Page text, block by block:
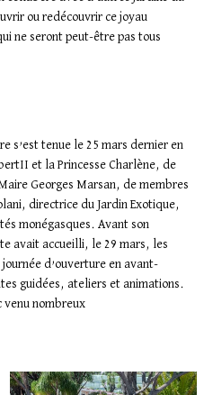
ou redécouvrir ce joyau
ne seront peut-être pas tous
s’est tenue le 25 mars dernier en
et la Princesse Charlène, de
Georges Marsan, de membres
directrice du Jardin Exotique,
monégasques. Avant son
avait accueilli, le 29 mars, les
d’ouverture en avant-
guidées, ateliers et animations.
venu nombreux